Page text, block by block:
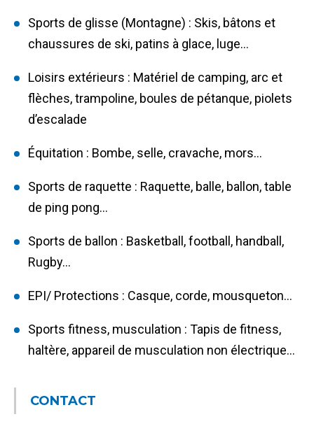
Sports de glisse (Montagne) : Skis, bâtons et
chaussures de ski, patins à glace, luge…
Loisirs extérieurs : Matériel de camping, arc et
flèches, trampoline, boules de pétanque, piolets
d’escalade
Équitation : Bombe, selle, cravache, mors…
Sports de raquette : Raquette, balle, ballon, table
de ping pong…
Sports de ballon : Basketball, football, handball,
Rugby…
EPI/ Protections : Casque, corde, mousqueton…
Sports fitness, musculation : Tapis de fitness,
haltère, appareil de musculation non électrique…
CONTACT